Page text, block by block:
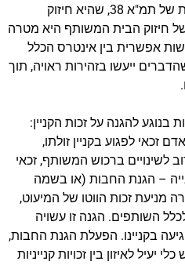
הם כלי להשגת המטרה העיקרית של תמ"א 38, שהיא חיזוק
חיזוק הבית המשותף היא מטרה
אפשרית בין אינטרס הכלל
ייעשו בזהירות ראויה, תוך
בנוגע להגנה על זכות הקניין:
זכאי לפגוע בקניין זולתו,
לשינויים ברכוש המשותף, זכאי
– הגנת החבות (או בשמה
מניעת זכות הווטו של המיעוט,
השותפים. הגנה זו עשויה
בקניינו. הפעלת הגנת החבות,
לאיזון בין זכויות קנייניות